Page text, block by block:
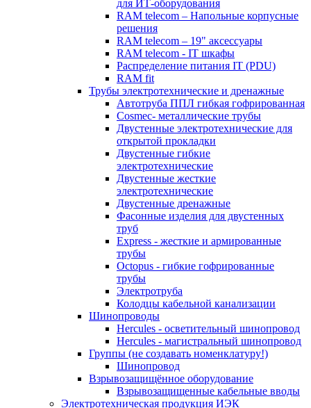
для ИТ-оборудования
RAM telecom – Напольные корпусные
решения
RAM telecom – 19" аксессуары
RAM telecom - IT шкафы
Распределение питания IT (PDU)
RAM fit
Трубы электротехнические и дренажные
Автотруба ППЛ гибкая гофрированная
Cosmec- металлические трубы
Двустенные электротехнические для
открытой прокладки
Двустенные гибкие
электротехнические
Двустенные жесткие
электротехнические
Двустенные дренажные
Фасонные изделия для двустенных
труб
Express - жесткие и армированные
трубы
Octopus - гибкие гофрированные
трубы
Электротруба
Колодцы кабельной канализации
Шинопроводы
Hercules - осветительный шинопровод
Hercules - магистральный шинопровод
Группы (не создавать номенклатуру!)
Шинопровод
Взрывозащищённое оборудование
Взрывозащищенные кабельные вводы
Электротехническая продукция ИЭК